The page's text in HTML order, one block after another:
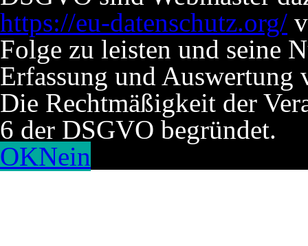
https://eu-datenschutz.org/
Folge zu leisten und seine
Erfassung und Auswertung
Die Rechtmäßigkeit der
6 der DSGVO begründet.
OKNein